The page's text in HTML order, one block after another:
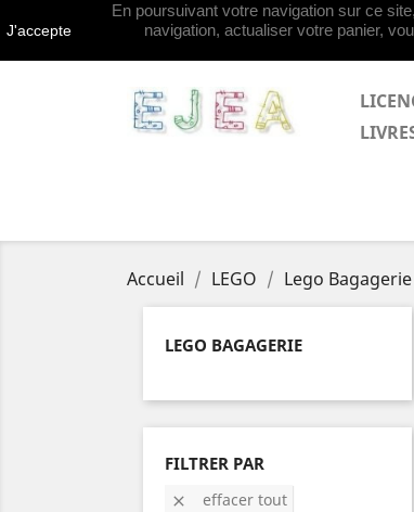
Contactez-nous
Accueil LEGO Lego Bagagerie
LEGO BAGAGERIE
FILTRER PAR
 effacer tout
J'accepte
En poursuivant votre navigation sur ce
navigation, actualiser votre panier,